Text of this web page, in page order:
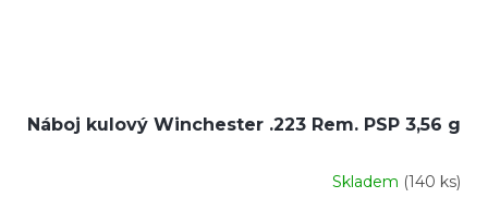
Náboj kulový Winchester .223 Rem. PSP 3,56 g
Skladem (140 ks)